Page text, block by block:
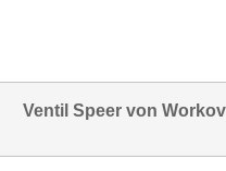
Ventil Speer von